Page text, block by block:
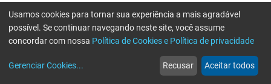
web
Notícias
more_horiz
Mais
Usamos cookies para tornar sua experiência a mais agradável
possível. Se continuar navegando neste site, você assume
concordar com nossa Política de Cookies e Política de privacidade
Gerenciar Cookies... Recusar Aceitar todos
Erro ao enviar informações, por favor tente novamente